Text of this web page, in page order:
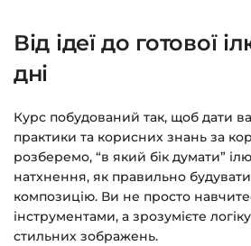
Від ідеї до готової
дні
Курс побудований так, щоб дати
практики та корисних знань за
розберемо, “в який бік думати”
натхнення, як правильно
композицію. Ви не просто
інструментами, а зрозумієте
стильних зображень.